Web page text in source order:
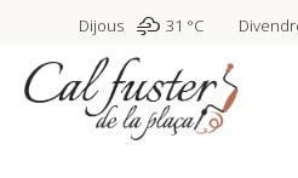
Dijous 31 °C